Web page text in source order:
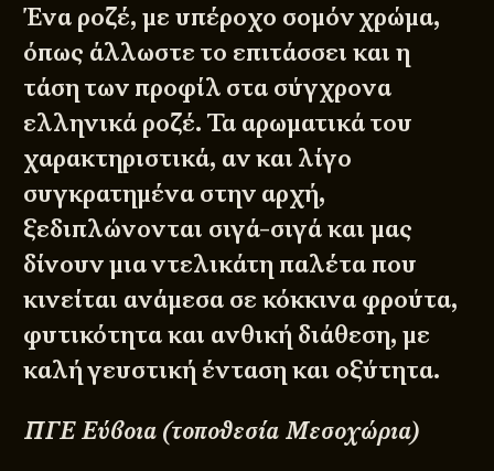
Ένα ροζέ, με υπέροχο σομόν χρώμα,
όπως άλλωστε το επιτάσσει και η
τάση των προφίλ στα σύγχρονα
ελληνικά ροζέ. Τα αρωματικά του
χαρακτηριστικά, αν και λίγο
συγκρατημένα στην αρχή,
ξεδιπλώνονται σιγά-σιγά και μας
δίνουν μια ντελικάτη παλέτα που
κινείται ανάμεσα σε κόκκινα φρούτα,
φυτικότητα και ανθική διάθεση, με
καλή γευστική ένταση και οξύτητα.
ΠΓΕ Εύβοια (τοποθεσία Μεσοχώρια)